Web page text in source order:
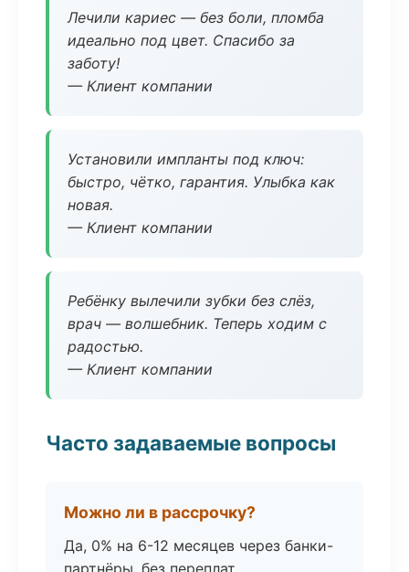
Лечили кариес — без боли, пломба
идеально под цвет. Спасибо за
заботу!
— Клиент компании
Установили импланты под ключ:
быстро, чётко, гарантия. Улыбка как
новая.
— Клиент компании
Ребёнку вылечили зубки без слёз,
врач — волшебник. Теперь ходим с
радостью.
— Клиент компании
Часто задаваемые вопросы
Можно ли в рассрочку?
Да, 0% на 6-12 месяцев через банки-
партнёры, без переплат.